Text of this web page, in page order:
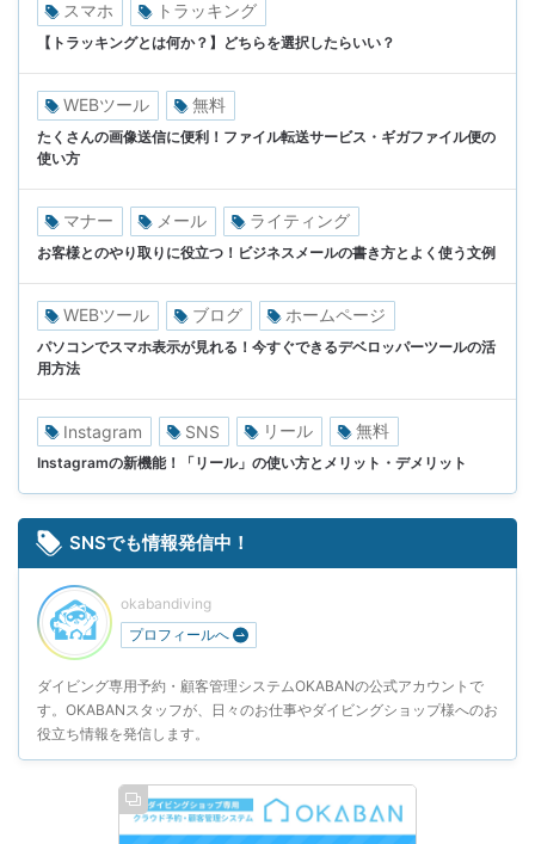
スマホ トラッキング
【トラッキングとは何か？】どちらを選択したらいい？
WEBツール 無料
たくさんの画像送信に便利！ファイル転送サービス・ギガファイル便の
使い方
マナー メール ライティング
お客様とのやり取りに役立つ！ビジネスメールの書き方とよく使う文例
WEBツール ブログ ホームページ
パソコンでスマホ表示が見れる！今すぐできるデベロッパーツールの活
用方法
Instagram SNS リール 無料
Instagramの新機能！「リール」の使い方とメリット・デメリット
SNSでも情報発信中！
okabandiving
プロフィールへ
ダイビング専用予約・顧客管理システムOKABANの公式アカウントで
す。OKABANスタッフが、日々のお仕事やダイビングショップ様へのお
役立ち情報を発信します。